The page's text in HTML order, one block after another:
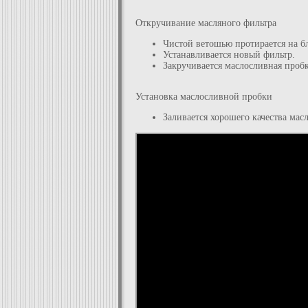
Откручивание масляного фильтра
Чистой ветошью протирается на
Устанавливается новый фильтр.
Закручивается маслосливная
Установка маслосливной пробки
Заливается хорошего качества